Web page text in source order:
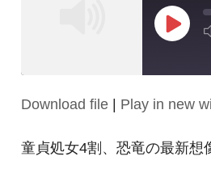
Play
Episode
SHARE
LINK
Download file | Play in new
童貞処女4割、恐竜の最新想